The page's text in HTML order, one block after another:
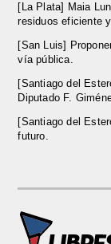
[La Plata] Maia
residuos eficiente
[San Luis]
vía pública.
[Santiago del
Diputado F.
[Santiago del
futuro.